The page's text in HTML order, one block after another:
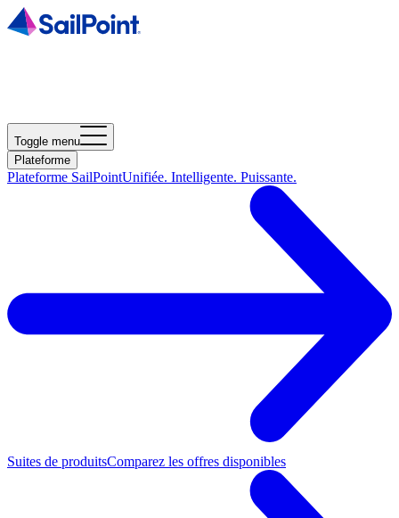
Toggle menu
Plateforme
Plateforme SailPointUnifiée. Intelligente. Puissante.
Suites de produitsComparez les offres disponibles